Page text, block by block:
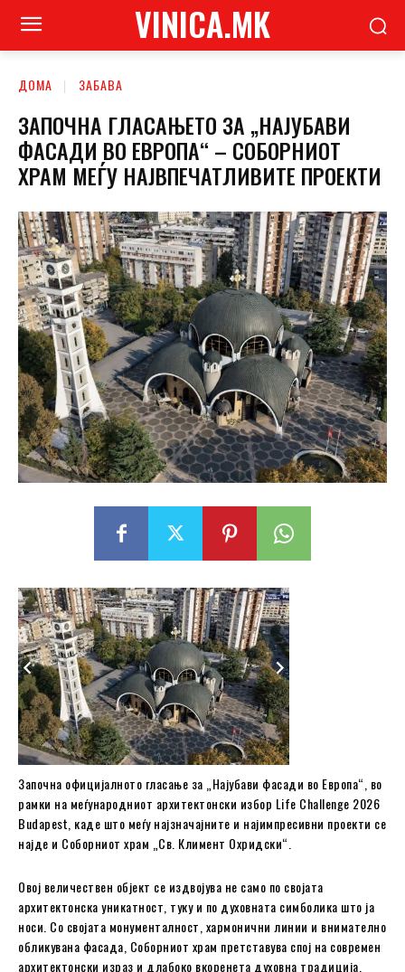
VINICA.MK
ДОМА ЗАБАВА
ЗАПОЧНА ГЛАСАЊЕТО ЗА „НАЈУБАВИ
ФАСАДИ ВО ЕВРОПА“ – СОБОРНИОТ
ХРАМ МЕЃУ НАЈВПЕЧАТЛИВИТЕ ПРОЕКТИ
Започна официјалното гласање за „Најубави фасади во Европа“, во
рамки на меѓународниот архитектонски избор Life Challenge 2026
Budapest, каде што меѓу најзначајните и најимпресивни проекти се
најде и Соборниот храм „Св. Климент Охридски“.
Овој величествен објект се издвојува не само по својата
архитектонска уникатност, туку и по духовната симболика што ја
носи. Со својата монументалност, хармонични линии и внимателно
обликувана фасада, Соборниот храм претставува спој на современ
архитектонски израз и длабоко вкоренета духовна традиција.